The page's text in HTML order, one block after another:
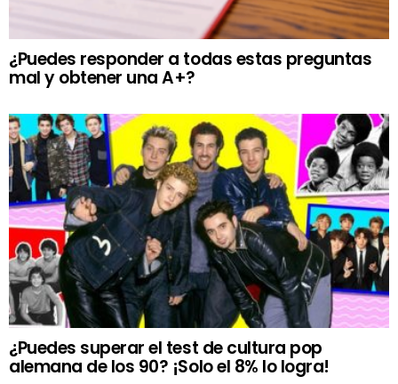
¿Puedes responder a todas estas preguntas
mal y obtener una A+?
¿Puedes superar el test de cultura pop
alemana de los 90? ¡Solo el 8% lo logra!